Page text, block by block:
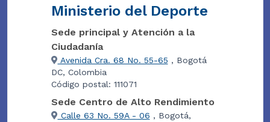
Ministerio del Deporte
Sede principal y Atención a la
Ciudadanía
Avenida Cra. 68 No. 55-65 , Bogotá
DC, Colombia
Código postal: 111071
Sede Centro de Alto Rendimiento
Calle 63 No. 59A - 06 , Bogotá,